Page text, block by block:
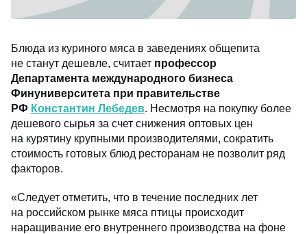
Блюда из куриного мяса в заведениях общепита
не станут дешевле, считает профессор
Департамента международного бизнеса
Финуниверситета при правительстве
РФ Константин Лебедев. Несмотря на покупку более
дешевого сырья за счет снижения оптовых цен
на курятину крупными производителями, сократить
стоимость готовых блюд ресторанам не позволит ряд
факторов.
«Следует отметить, что в течение последних лет
на российском рынке мяса птицы происходит
наращивание его внутреннего производства на фоне